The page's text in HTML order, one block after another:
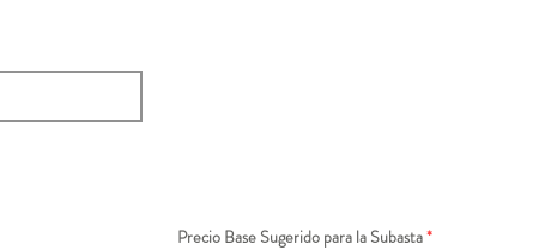
Precio Base Sugerido para la Subasta